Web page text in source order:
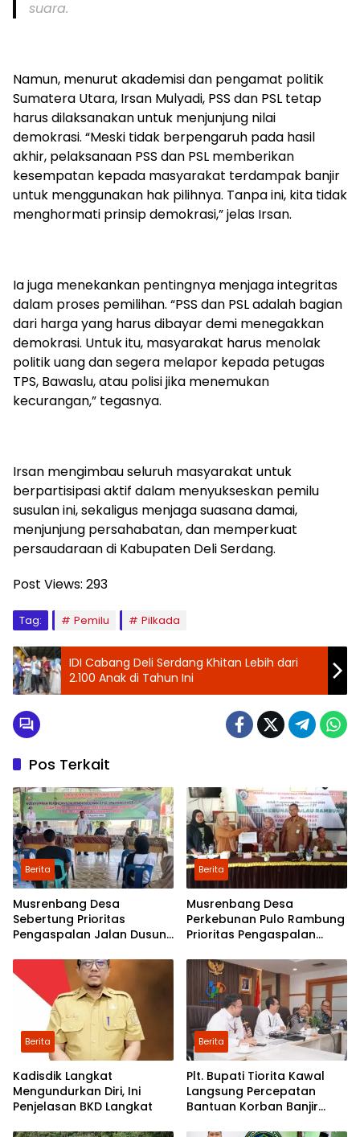
suara.
Namun, menurut akademisi dan pengamat politik
Sumatera Utara, Irsan Mulyadi, PSS dan PSL tetap
harus dilaksanakan untuk menjunjung nilai
demokrasi. “Meski tidak berpengaruh pada hasil
akhir, pelaksanaan PSS dan PSL memberikan
kesempatan kepada masyarakat terdampak banjir
untuk menggunakan hak pilihnya. Tanpa ini, kita tidak
menghormati prinsip demokrasi,” jelas Irsan.
Ia juga menekankan pentingnya menjaga integritas
dalam proses pemilihan. “PSS dan PSL adalah bagian
dari harga yang harus dibayar demi menegakkan
demokrasi. Untuk itu, masyarakat harus menolak
politik uang dan segera melapor kepada petugas
TPS, Bawaslu, atau polisi jika menemukan
kecurangan,” tegasnya.
Irsan mengimbau seluruh masyarakat untuk
berpartisipasi aktif dalam menyukseskan pemilu
susulan ini, sekaligus menjaga suasana damai,
menjunjung persahabatan, dan memperkuat
persaudaraan di Kabupaten Deli Serdang.
Post Views: 293
Tag: Pemilu Pilkada
IDI Cabang Deli Serdang Khitan Lebih dari
2.100 Anak di Tahun Ini
Pos Terkait
Berita
Musrenbang Desa
Sebertung Prioritas
Pengaspalan Jalan Dusun
Berita
Musrenbang Desa
Perkebunan Pulo Rambung
Prioritas Pengaspalan
Dusun Pondok Boyan
Berita
Kadisdik Langkat
Mengundurkan Diri, Ini
Penjelasan BKD Langkat
Berita
Plt. Bupati Tiorita Kawal
Langsung Percepatan
Bantuan Korban Banjir